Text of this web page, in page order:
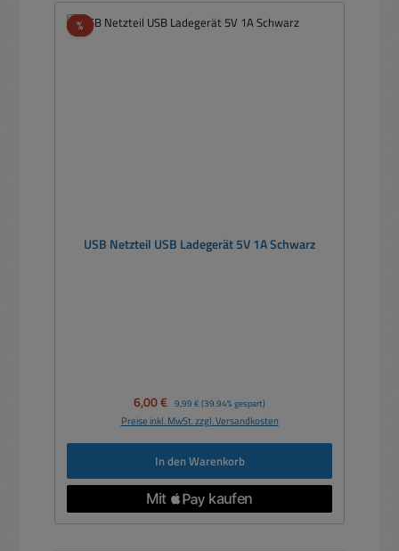
%Rabatt
USB Netzteil USB Ladegerät 5V 1A Schwarz
Verkaufspreis:
6,00 € Regulärer Preis:
9,99 € (39.94% gespart)
Preise inkl. MwSt. zzgl. Versandkosten
In den Warenkorb